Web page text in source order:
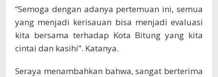
“Semoga dengan adanya pertemuan ini, semua
yang menjadi kerisauan bisa menjadi evaluasi
kita bersama terhadap Kota Bitung yang kita
cintai dan kasihi”. Katanya.
Seraya menambahkan bahwa, sangat berterima